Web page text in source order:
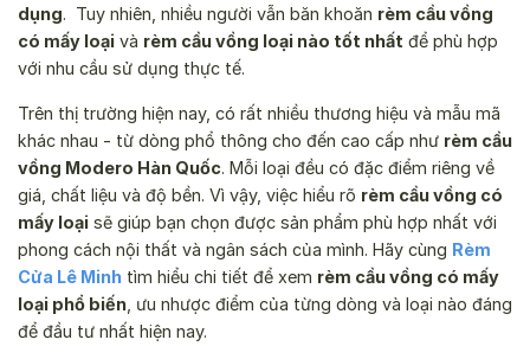
dụng. Tuy nhiên, nhiều người vẫn băn khoăn rèm cầu vồng
có mấy loại và rèm cầu vồng loại nào tốt nhất để phù hợp
với nhu cầu sử dụng thực tế.
Trên thị trường hiện nay, có rất nhiều thương hiệu và mẫu mã
khác nhau - từ dòng phổ thông cho đến cao cấp như rèm cầu
vồng Modero Hàn Quốc. Mỗi loại đều có đặc điểm riêng về
giá, chất liệu và độ bền. Vì vậy, việc hiểu rõ rèm cầu vồng có
mấy loại sẽ giúp bạn chọn được sản phẩm phù hợp nhất với
phong cách nội thất và ngân sách của mình. Hãy cùng Rèm
Cửa Lê Minh tìm hiểu chi tiết để xem rèm cầu vồng có mấy
loại phổ biến , ưu nhược điểm của từng dòng và loại nào đáng
để đầu tư nhất hiện nay.